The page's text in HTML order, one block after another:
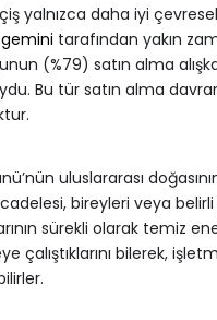
yalnızca daha iyi
tarafından yakın
(%79) satın alma
Bu tür satın alma
uluslararası
bireyleri veya
sürekli olarak temiz
çalıştıklarını bilerek,